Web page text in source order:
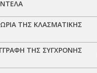
ΤΗΣ ΚΛΑΣΜΑΤΙΚΗΣ
ΤΗΣ ΣΥΓΧΡΟΝΗΣ